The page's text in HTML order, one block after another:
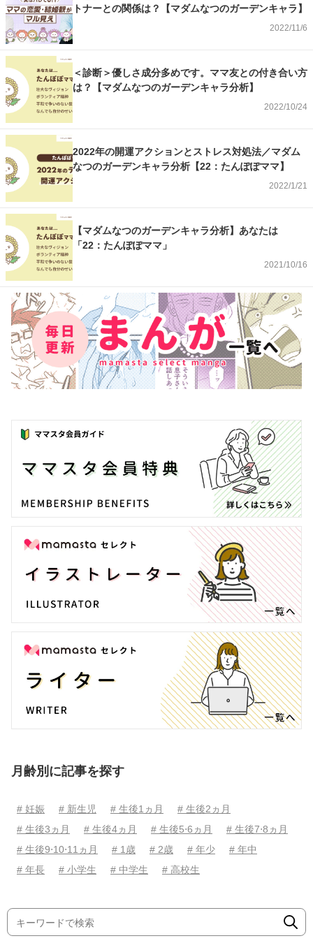
トナーとの関係は？【マダムなつのガーデンキャラ】
2022/11/6
＜診断＞優しさ成分多めです。ママ友との付き合い方
は？【マダムなつのガーデンキャラ分析】
2022/10/24
2022年の開運アクションとストレス対処法／マダム
なつのガーデンキャラ分析【22：たんぽぽママ】
2022/1/21
【マダムなつのガーデンキャラ分析】あなたは
「22：たんぽぽママ」
2021/10/16
月齢別に記事を探す
# 妊娠 # 新生児 # 生後1ヵ月
# 生後2ヵ月
# 生後3ヵ月
# 生後4ヵ月 # 生後5⋅6ヵ月
# 生後7⋅8ヵ月
# 生後9⋅10⋅11ヵ月
# 1歳 # 2歳 # 年少
# 年中
# 年長
# 小学生 # 中学生 # 高校生